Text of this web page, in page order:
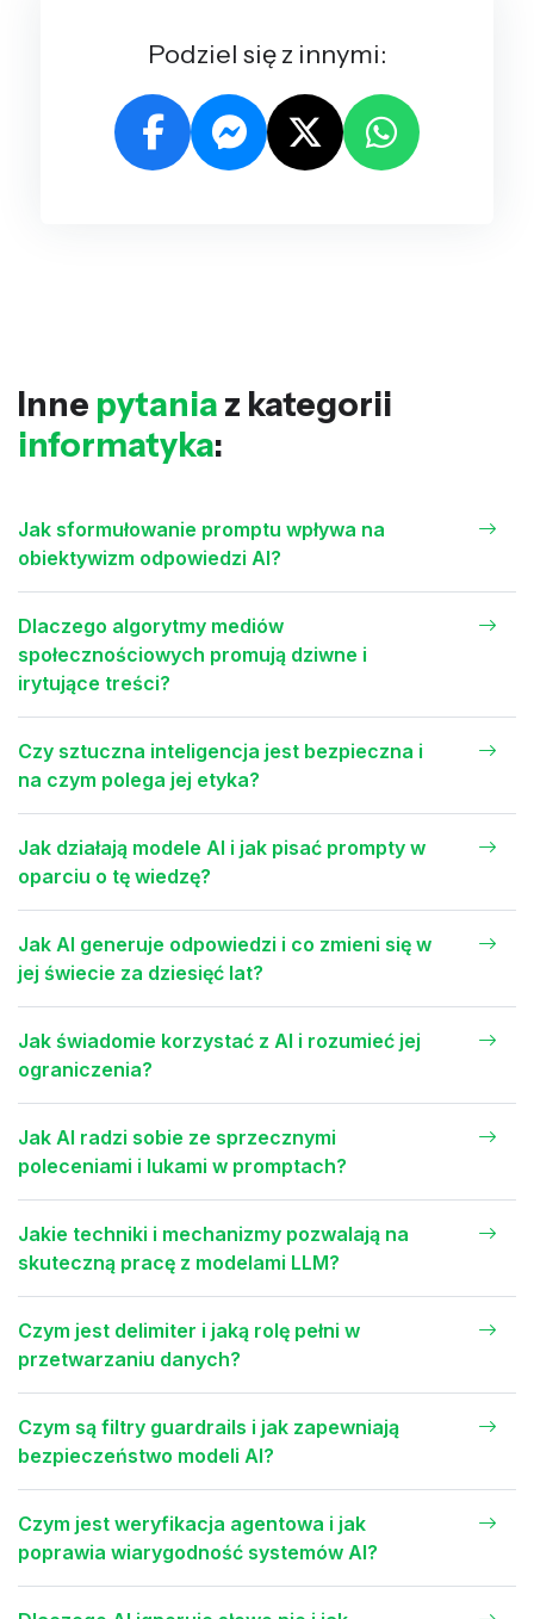
Podziel się z innymi:
Inne pytania z kategorii
informatyka:
Jak sformułowanie promptu wpływa na
obiektywizm odpowiedzi AI?
Dlaczego algorytmy mediów
społecznościowych promują dziwne i
irytujące treści?
Czy sztuczna inteligencja jest bezpieczna i
na czym polega jej etyka?
Jak działają modele AI i jak pisać prompty w
oparciu o tę wiedzę?
Jak AI generuje odpowiedzi i co zmieni się w
jej świecie za dziesięć lat?
Jak świadomie korzystać z AI i rozumieć jej
ograniczenia?
Jak AI radzi sobie ze sprzecznymi
poleceniami i lukami w promptach?
Jakie techniki i mechanizmy pozwalają na
skuteczną pracę z modelami LLM?
Czym jest delimiter i jaką rolę pełni w
przetwarzaniu danych?
Czym są filtry guardrails i jak zapewniają
bezpieczeństwo modeli AI?
Czym jest weryfikacja agentowa i jak
poprawia wiarygodność systemów AI?